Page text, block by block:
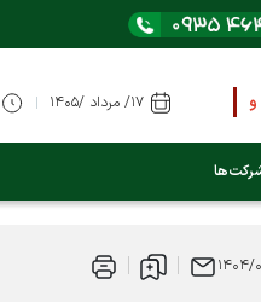
ها را از اینجا گوش کنید
نماد است؟ (کلیک کنید)
۰۵/۰۶